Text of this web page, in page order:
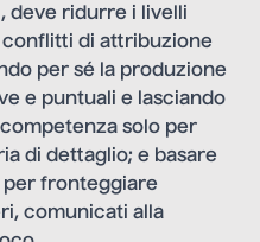
deve ridurre i livelli
di attribuzione
per sé la produzione
e puntuali e lasciando
solo per
di dettaglio; e basare
per fronteggiare
comunicati alla